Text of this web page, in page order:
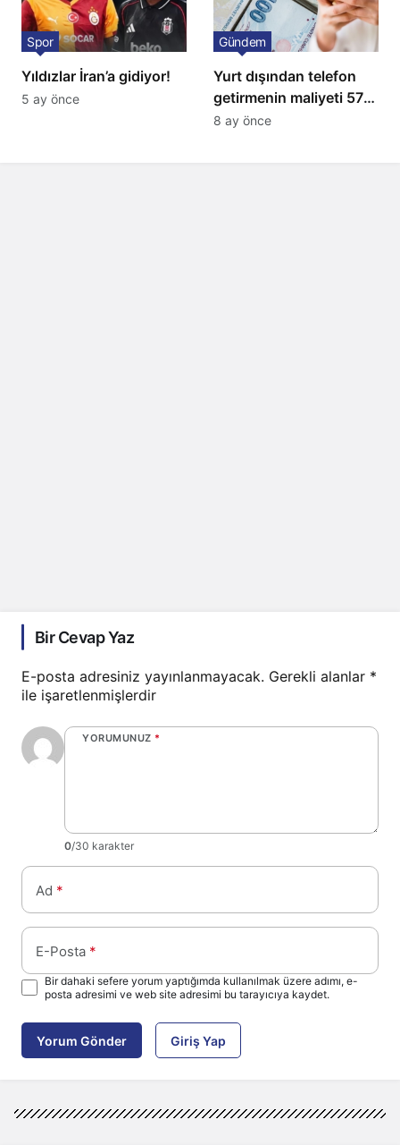
Yıldızlar İran’a gidiyor!
Spor
5 ay önce
Yurt dışından telefon
getirmenin maliyeti 57
bin lira oldu
Gündem
8 ay önce
Bir Cevap Yaz
E-posta adresiniz yayınlanmayacak. Gerekli alanlar *
ile işaretlenmişlerdir
YORUMUNUZ *
0/30 karakter
Ad *
E-Posta *
Bir dahaki sefere yorum yaptığımda kullanılmak üzere adımı, e-
posta adresimi ve web site adresimi bu tarayıcıya kaydet.
Yorum Gönder Giriş Yap